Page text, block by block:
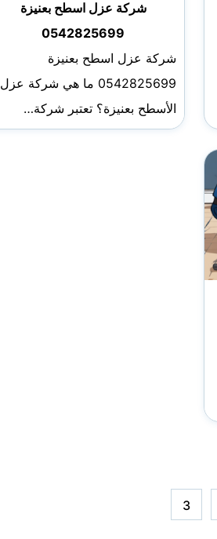
شركة عزل اسطح بعنيزة
0542825699
شركة عزل اسطح بعنيزة
0542825699 ما هي شركة عزل
الأسطح بعنيزة؟ تعتبر شركة…
3